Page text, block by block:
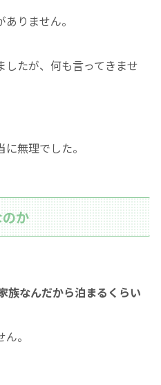
りません。
たが、何も言ってきませ
に無理でした。
か
族なんだから泊まるくらい
。